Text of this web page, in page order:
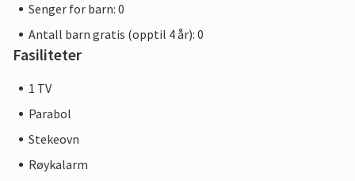
Senger for barn: 0
Antall barn gratis (opptil 4 år): 0
Fasiliteter
1 TV
Parabol
Stekeovn
Røykalarm